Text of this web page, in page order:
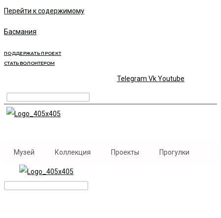
Перейти к содержимому
Басмания
ПОДДЕРЖАТЬ ПРОЕКТ
СТАТЬ ВОЛОНТЕРОМ
Telegram VkYoutube
Музей Коллекция Проекты Прогулки